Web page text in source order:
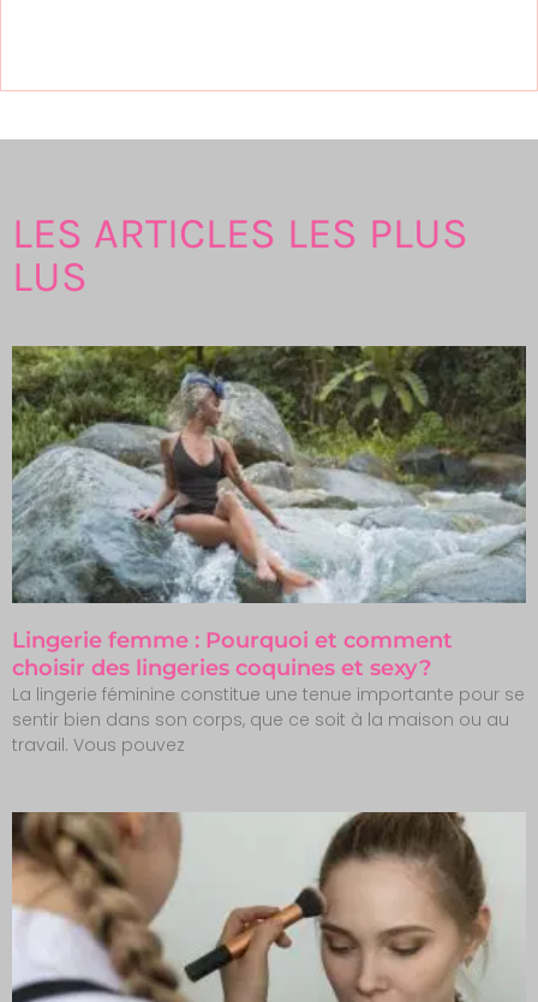
LES ARTICLES LES PLUS
LUS
Lingerie femme : Pourquoi et comment
choisir des lingeries coquines et sexy ?
La lingerie féminine constitue une tenue importante pour se
sentir bien dans son corps, que ce soit à la maison ou au
travail. Vous pouvez